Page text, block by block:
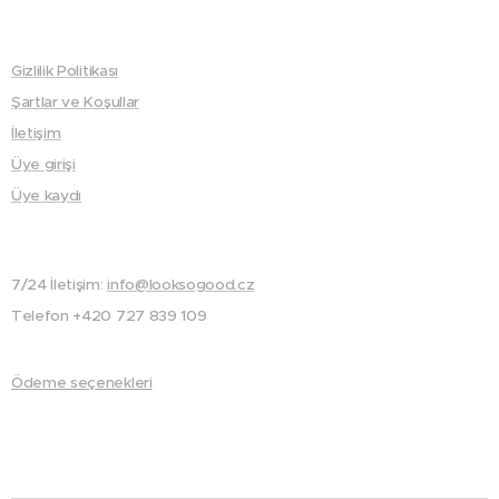
Gizlilik Politikası
Şartlar ve Koşullar
İletişim
Üye girişi
Üye kaydı
7/24 İletişim:info@looksogood.cz
Telefon +420 727 839 109
Ödeme seçenekleri